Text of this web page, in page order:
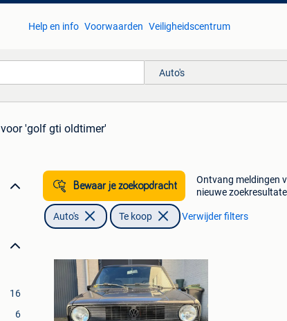
Help en info Voorwaarden Veiligheidscentrum
Auto's
voor 'golf gti oldtimer'
16
6
Bewaar je zoekopdracht
Ontvang meldingen
nieuwe
Auto's Te koop Verwijder filters
Favorieten